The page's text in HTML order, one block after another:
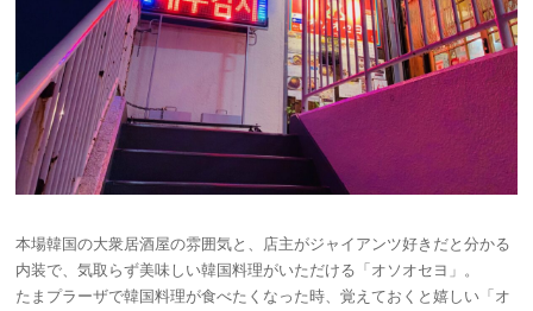
本場韓国の大衆居酒屋の雰囲気と、店主がジャイアンツ好きだと分かる
内装で、気取らず美味しい韓国料理がいただける「オソオセヨ」。
たまプラーザで韓国料理が食べたくなった時、覚えておくと嬉しい「オ